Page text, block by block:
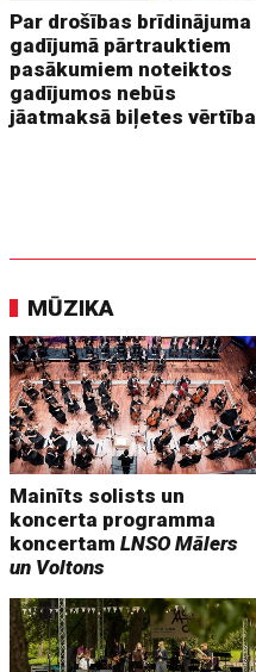
Par drošības brīdinājuma
gadījumā pārtrauktiem
pasākumiem noteiktos
gadījumos nebūs
jāatmaksā biļetes vērtība
MŪZIKA
Mainīts solists un
koncerta programma
koncertamLNSO Mālers
un Voltons